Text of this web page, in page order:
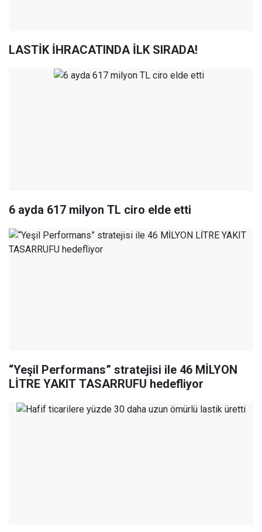
“Yeşil Performans” stratejisi ile 46 MİLYON
LİTRE YAKIT TASARRUFU hedefliyor